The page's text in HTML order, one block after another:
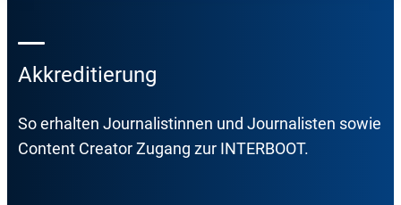
Akkreditierung
So erhalten Journalistinnen und Journalisten sowie
Content Creator Zugang zur INTERBOOT.